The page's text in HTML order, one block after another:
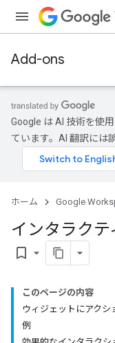
Add-ons
Google は AI 技術を使
ています。AI 翻訳には
ホーム Google
インタラク
bookmark_border
このページの内容
ウィジェットにアクシ
例